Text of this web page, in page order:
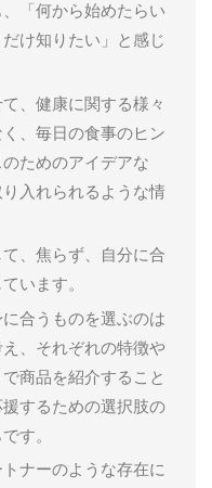
「何から始めたらい
け知りたい」と感じ
、健康に関する様々
、毎日の食事のヒン
ためのアイデアな
入れられるような情
、焦らず、自分に合
います。
合うものを選ぶのは
、それぞれの特徴や
商品を紹介すること
するための選択肢の
す。
ナーのような存在に